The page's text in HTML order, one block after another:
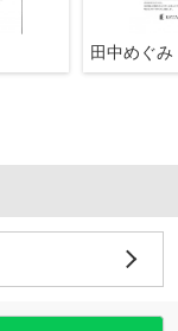
田中めぐみ